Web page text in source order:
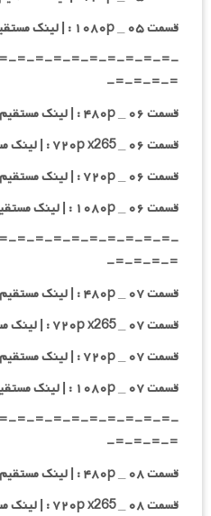
قسمت ۰۵ _ ۱۰۸۰p : | لینک مستقیم |
=-=-=-=-=-=-=-=-=-
=-=-=-=-
قسمت ۰۶ _ ۴۸۰p : | لینک مستقیم |
قسمت ۰۶ _ ۷۲۰p x265 : | لینک مستقیم |
قسمت ۰۶ _ ۷۲۰p : | لینک مستقیم |
قسمت ۰۶ _ ۱۰۸۰p : | لینک مستقیم |
=-=-=-=-=-=-=-=-=-
=-=-=-=-
قسمت ۰۷ _ ۴۸۰p : | لینک مستقیم |
قسمت ۰۷ _ ۷۲۰p x265 : | لینک مستقیم |
قسمت ۰۷ _ ۷۲۰p : | لینک مستقیم |
قسمت ۰۷ _ ۱۰۸۰p : | لینک مستقیم |
=-=-=-=-=-=-=-=-=-
=-=-=-=-
قسمت ۰۸ _ ۴۸۰p : | لینک مستقیم |
قسمت ۰۸ _ ۷۲۰p x265 : | لینک مستقیم |